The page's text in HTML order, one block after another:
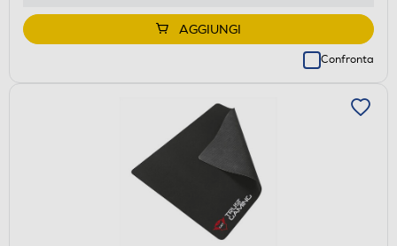
AGGIUNGI
Confronta